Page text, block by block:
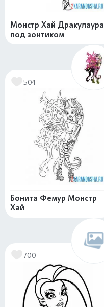
Монстр Хай Дракулаура
под зонтиком
504
Бонита Фемур Монстр
Хай
700